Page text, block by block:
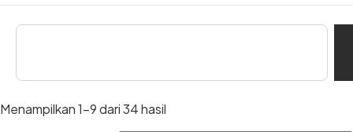
Menampilkan 1–9 dari 34 hasil